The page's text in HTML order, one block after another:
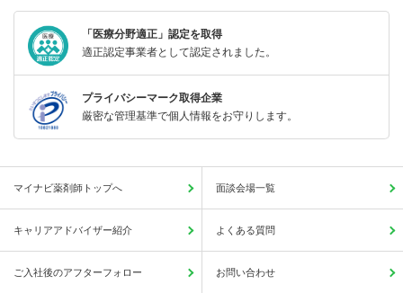
「医療分野適正」認定を取得
適正認定事業者として認定されました。
プライバシーマーク取得企業
厳密な管理基準で個人情報をお守りします。
マイナビ薬剤師トップへ 面談会場一覧
キャリアアドバイザー紹介 よくある質問
ご入社後のアフターフォロー お問い合わせ